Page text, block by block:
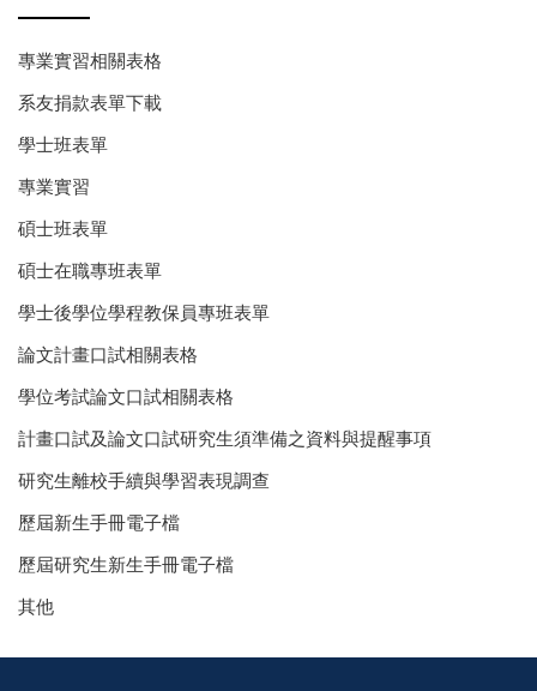
專業實習相關表格
系友捐款表單下載
學士班表單
專業實習
碩士班表單
碩士在職專班表單
學士後學位學程教保員專班表單
論文計畫口試相關表格
學位考試論文口試相關表格
計畫口試及論文口試研究生須準備之資料與提醒事項
研究生離校手續與學習表現調查
歷屆新生手冊電子檔
歷屆研究生新生手冊電子檔
其他